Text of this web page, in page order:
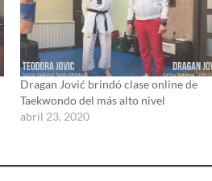
Dragan Jović brindó clase online de
Taekwondo del más alto nivel
abril 23, 2020